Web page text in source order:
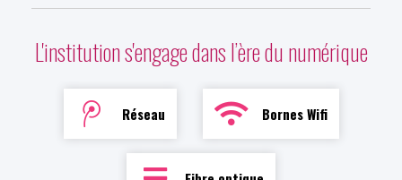
L'institution s'engage dans l’ère du numérique
Réseau Bornes Wifi